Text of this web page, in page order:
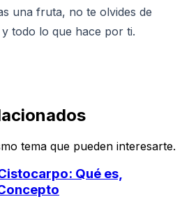
una fruta, no te olvides de
todo lo que hace por ti.
tema que pueden interesarte.
Qué es,